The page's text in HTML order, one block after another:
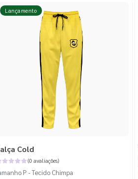
Lançamento
Cold
(0 avaliações)
P - Tecido Chimpa